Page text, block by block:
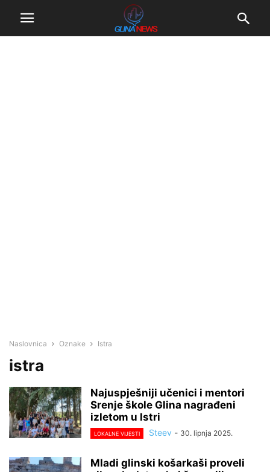
Naslovnica Oznake Istra
istra
Najuspješniji učenici i mentori
Srenje škole Glina nagrađeni
izletom u Istri
LOKALNE VIJESTI Steev - 30. lipnja 2025.
Mladi glinski košarkaši proveli